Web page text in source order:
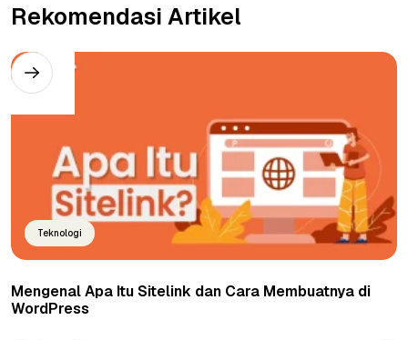
Rekomendasi Artikel
Teknologi
Mengenal Apa Itu Sitelink dan Cara Membuatnya di
WordPress